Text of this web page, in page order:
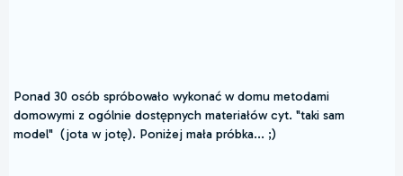
Ponad 30 osób spróbowało wykonać w domu metodami
domowymi z ogólnie dostępnych materiałów cyt. "taki sam
model" (jota w jotę). Poniżej mała próbka... ;)